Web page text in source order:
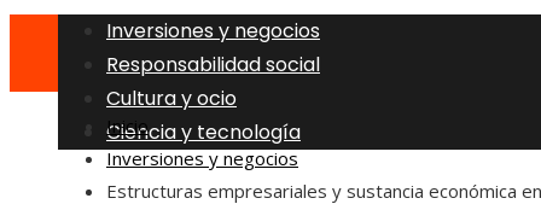
Inversiones y negocios
Responsabilidad social
Cultura y ocio
Ciencia y tecnología
Inicio
Inversiones y negocios
Estructuras empresariales y sustancia económica en